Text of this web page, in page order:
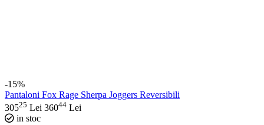
-15%
Pantaloni Fox Rage Sherpa Joggers Reversibili
30525 Lei 36044 Lei
in stoc